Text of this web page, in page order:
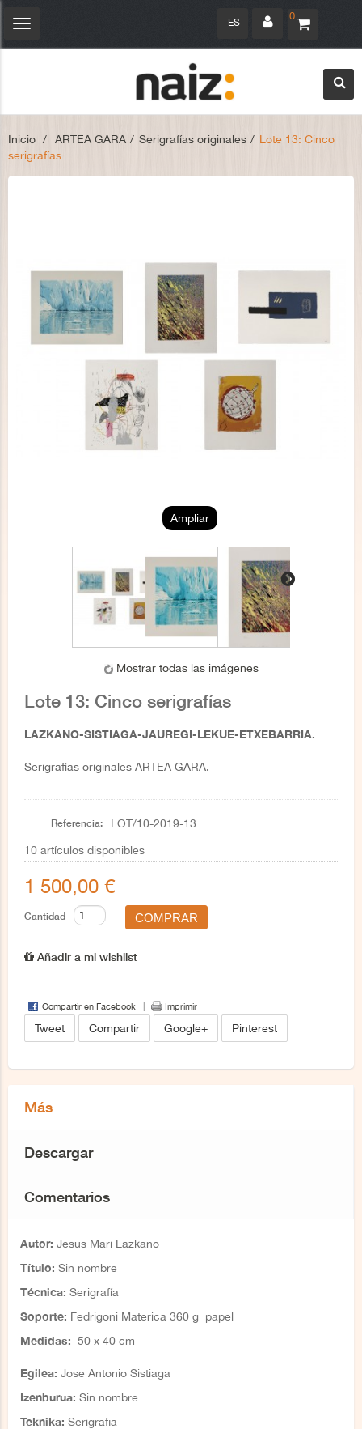
0
ES
Navegación
Inicio > ARTEA GARA > Serigrafías originales > Lote 13: Cinco
serigrafías
Ampliar
Mostrar todas las imágenes
Lote 13: Cinco serigrafías
LAZKANO-SISTIAGA-JAUREGI-LEKUE-ETXEBARRIA.
Serigrafías originales ARTEA GARA.
Referencia: LOT/10-2019-13
10 artículos disponibles
1 500,00 €
Cantidad
Añadir a mi wishlist
Compartir en Facebook Imprimir
Tweet Compartir Google+ Pinterest
Más
Descargar
Comentarios
Autor: Jesus Mari Lazkano
Título: Sin nombre
Técnica: Serigrafía
Soporte: Fedrigoni Materica 360 g papel
Medidas: 50 x 40 cm
Egilea: Jose Antonio Sistiaga
Izenburua: Sin nombre
Teknika: Serigrafia